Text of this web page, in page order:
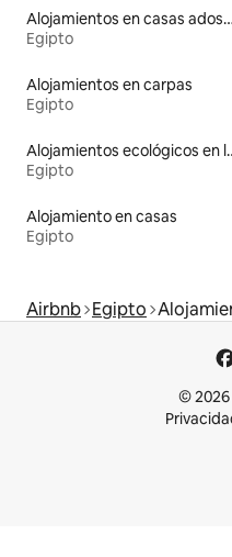
Alojamientos en
Egipto
Alojamientos en carpas
Egipto
Egipto
Alojamiento en casas
Egipto
Airbnb Egipto
© 2026